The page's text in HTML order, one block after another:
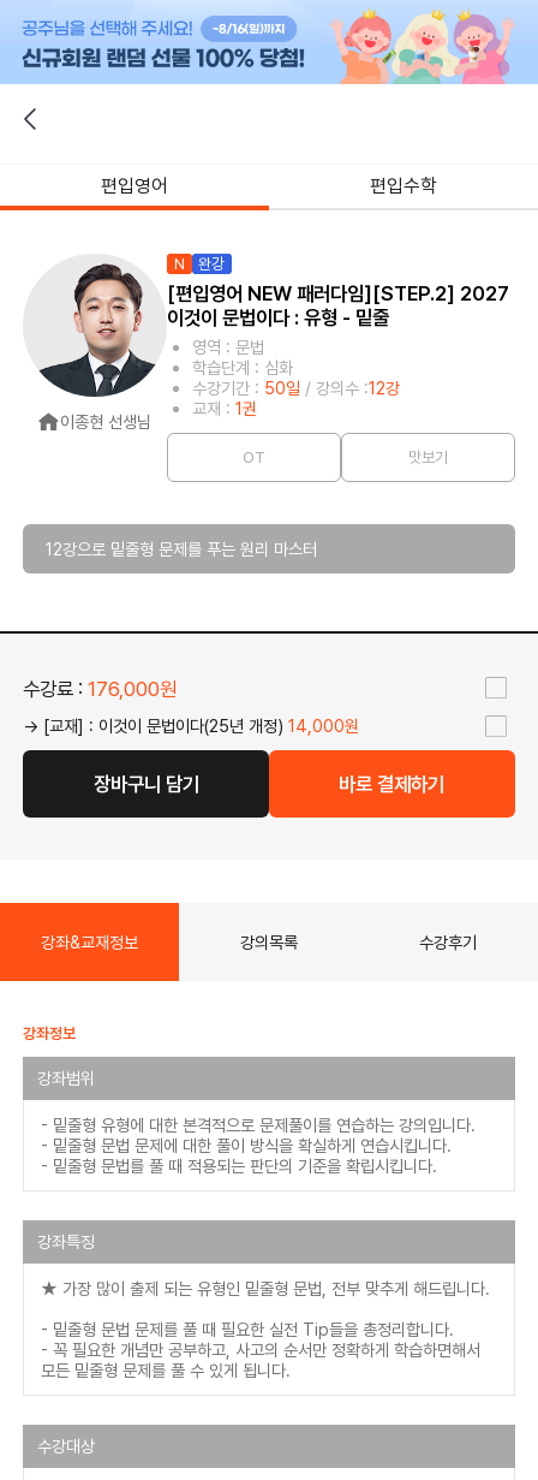
편입영어 편입수학
이종현 선생님
N 완강
[편입영어 NEW 패러다임][STEP.2] 2027
이것이 문법이다 : 유형 - 밑줄
영역 : 문법
학습단계 : 심화
수강기간 : 50일 / 강의수 :12강
교재 :1권
OT 맛보기
12강으로 밑줄형 문제를 푸는 원리 마스터
수강료 :176,000원
→ [교재] : 이것이 문법이다(25년 개정)14,000원
장바구니 담기 바로 결제하기
강좌&교재정보 강의목록 수강후기
강좌정보
강좌범위
- 밑줄형 유형에 대한 본격적으로 문제풀이를 연습하는 강의입니다.
- 밑줄형 문법 문제에 대한 풀이 방식을 확실하게 연습시킵니다.
- 밑줄형 문법를 풀 때 적용되는 판단의 기준을 확립시킵니다.
강좌특징
★ 가장 많이 출제 되는 유형인 밑줄형 문법, 전부 맞추게 해드립니다.
- 밑줄형 문법 문제를 풀 때 필요한 실전 Tip들을 총정리합니다.
- 꼭 필요한 개념만 공부하고, 사고의 순서만 정확하게 학습하면해서
모든 밑줄형 문제를 풀 수 있게 됩니다.
수강대상